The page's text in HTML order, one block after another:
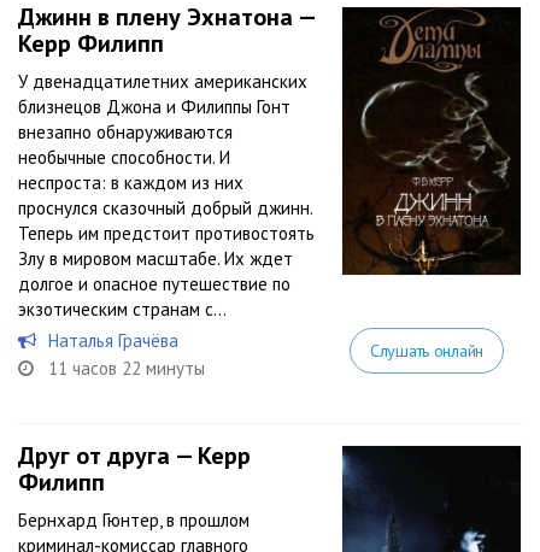
Джинн в плену Эхнатона —
Керр Филипп
У двенадцатилетних американских
близнецов Джона и Филиппы Гонт
внезапно обнаруживаются
необычные способности. И
неспроста: в каждом из них
проснулся сказочный добрый джинн.
Теперь им предстоит противостоять
Злу в мировом масштабе. Их ждет
долгое и опасное путешествие по
экзотическим странам с...
Наталья Грачёва
11 часов 22 минуты
Слушать онлайн
Друг от друга — Керр
Филипп
Бернхард Гюнтер, в прошлом
криминал-комиссар главного